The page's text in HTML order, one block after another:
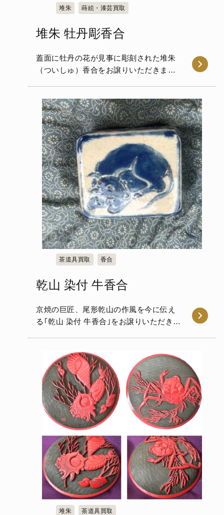
堆朱 蒔絵・漆芸買取
堆朱 牡丹彫香合
蓋面に牡丹の花が見事に彫刻された堆朱
（ついしゅ）香合をお譲りいただきまし
茶道具買取 香合
乾山 染付 牛香合
京焼の巨匠、尾形乾山の作風を今に伝え
る｢乾山 染付 牛香合｣をお譲りいただきま
堆朱 茶道具買取